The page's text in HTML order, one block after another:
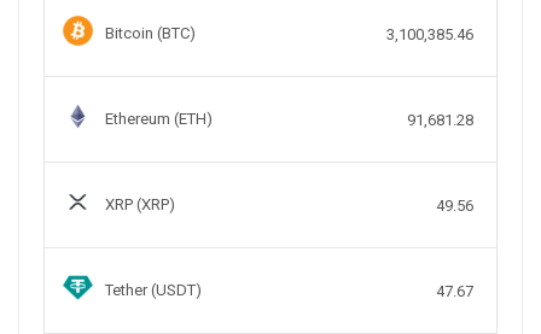
Bitcoin (BTC) 3,100,385.46
Ethereum (ETH) 91,681.28
XRP (XRP) 49.56
Tether (USDT) 47.67